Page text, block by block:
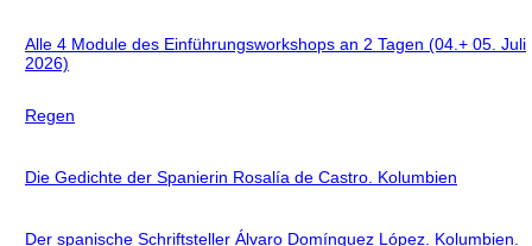
Alle 4 Module des Einführungsworkshops an 2 Tagen (04.+ 05. Juli
2026)
Regen
Die Gedichte der Spanierin Rosalía de Castro. Kolumbien
Der spanische Schriftsteller Álvaro Domínguez López. Kolumbien.